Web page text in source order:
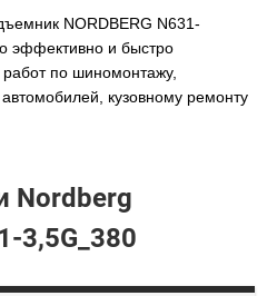
NORDBERG N631-
эффективно и быстро
по шиномонтажу,
кузовному ремонту
Nordberg
3,5G_380